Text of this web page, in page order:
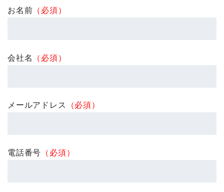
お名前 （必須）
会社名 （必須）
メールアドレス （必須）
電話番号 （必須）